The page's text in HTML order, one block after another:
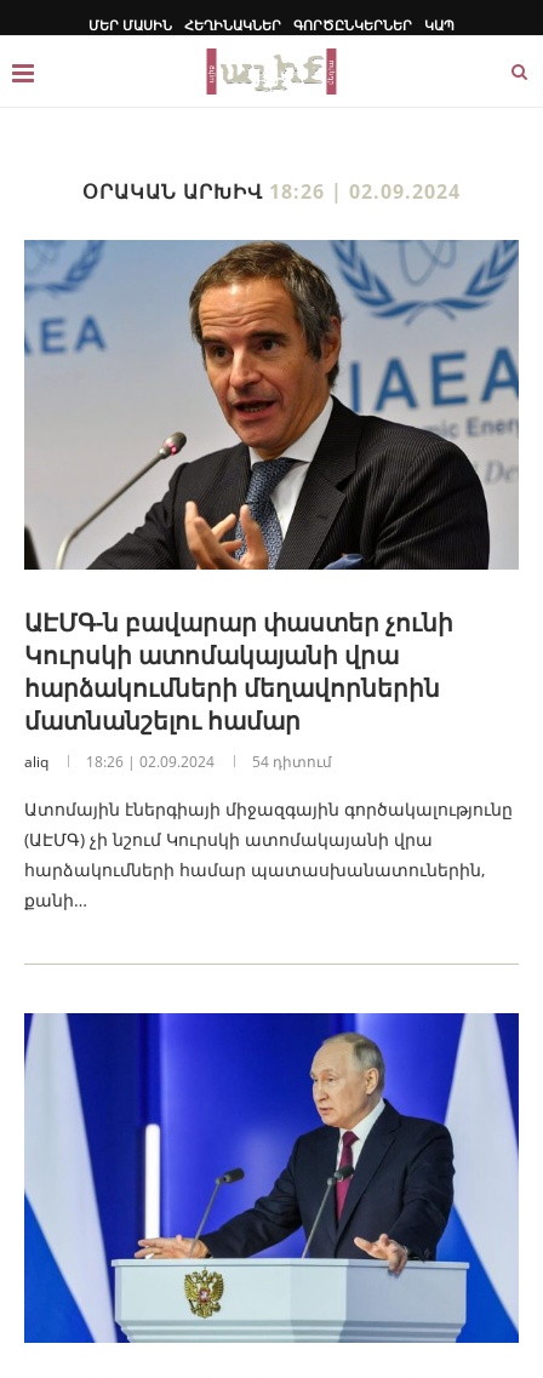
ՄԵՐ ՄԱՍԻՆ ՀԵՂԻՆԱԿՆԵՐ ԳՈՐԾԸՆԿԵՐՆԵՐ ԿԱՊ
ՕՐԱԿԱՆ ԱՐԽԻՎ 18:26 | 02.09.2024
ԱԷՄԳ-ն բավարար փաստեր չունի
Կուրսկի ատոմակայանի վրա
հարձակումների մեղավորներին
մատնանշելու համար
aliq 18:26 | 02.09.2024 54 դիտում
Ատոմային էներգիայի միջազգային գործակալությունը
(ԱԷՄԳ) չի նշում Կուրսկի ատոմակայանի վրա
հարձակումների համար պատասխանատուներին,
քանի…